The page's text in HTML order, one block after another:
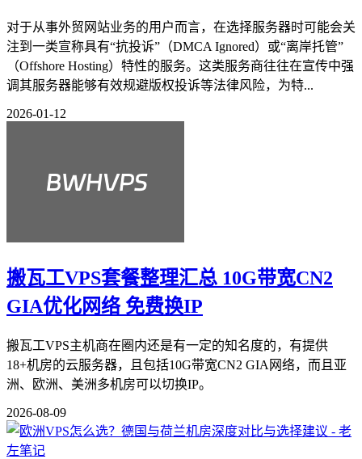
对于从事外贸网站业务的用户而言，在选择服务器时可能会关
注到一类宣称具有“抗投诉”（DMCA Ignored）或“离岸托管”
（Offshore Hosting）特性的服务。这类服务商往往在宣传中强
调其服务器能够有效规避版权投诉等法律风险，为特...
2026-01-12
搬瓦工VPS套餐整理汇总 10G带宽CN2
GIA优化网络 免费换IP
搬瓦工VPS主机商在圈内还是有一定的知名度的，有提供
18+机房的云服务器，且包括10G带宽CN2 GIA网络，而且亚
洲、欧洲、美洲多机房可以切换IP。
2026-08-09